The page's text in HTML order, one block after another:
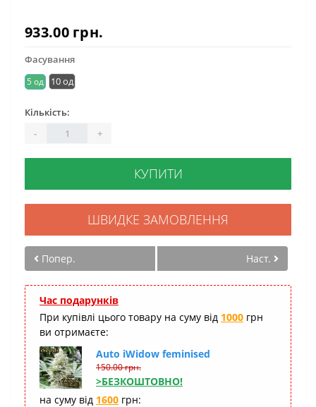
933.00 грн.
Фасування
5 од 10 од
Кількість:
-
+
КУПИТИ
ШВИДКЕ ЗАМОВЛЕННЯ
Попер. Наст.
Час подарунків
При купівлі цього товару на суму від 1000 грн
ви отримаєте:
Auto iWidow feminised
150.00 грн.
>БЕЗКОШТОВНО!
на суму від 1600 грн: